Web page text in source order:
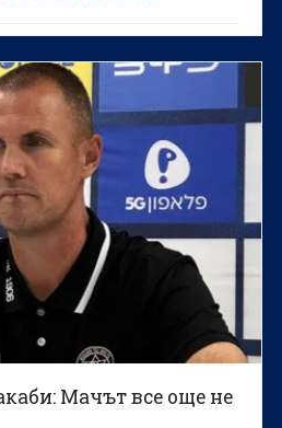
Мачът все още не